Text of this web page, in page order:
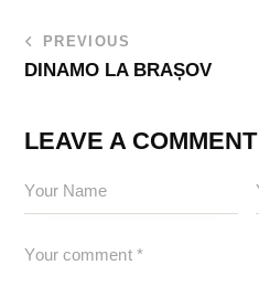
PREVIOUS
DINAMO LA BRAȘOV
LEAVE A COMMENT